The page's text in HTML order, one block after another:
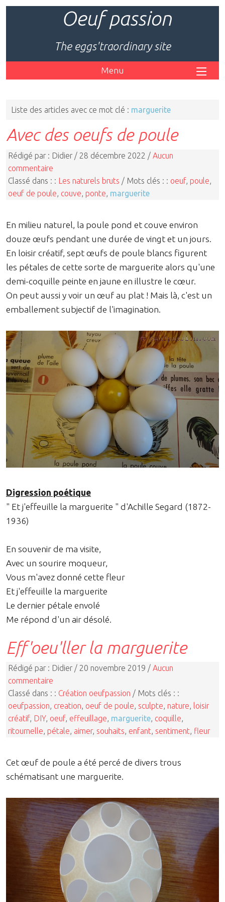
Oeuf passion
The eggs'traordinary site
Menu
Liste des articles avec ce mot clé : marguerite
Avec des oeufs de poule
Rédigé par : Didier / 28 décembre 2022 / Aucun
commentaire
Classé dans : : Les naturels bruts / Mots clés : : oeuf, poule
oeuf de poule couve ponte marguerite
En milieu naturel, la poule pond et couve environ
douze œufs pendant une durée de vingt et un jours.
En loisir créatif, sept œufs de poule blancs figurent
les pétales de cette sorte de marguerite alors qu'une
demi-coquille peinte en jaune en illustre le cœur.
On peut aussi y voir un œuf au plat ! Mais là, c'est un
emballement subjectif de l'imagination.
Digression poétique
" Et j'effeuille la marguerite " d'Achille Segard (1872-
1936)
En souvenir de ma visite,
Avec un sourire moqueur,
Vous m'avez donné cette fleur
Et j'effeuille la marguerite
Le dernier pétale envolé
Me répond d'un air désolé.
Eff'oeu'ller la marguerite
Rédigé par : Didier / 20 novembre 2019 / Aucun
commentaire
Classé dans : : Création oeufpassion / Mots clés : :
oeufpassion, creation, oeuf de poule, sculpte, nature, loisir
créatif, DIY, oeuf, effeuillage, marguerite, coquille,
ritournelle, pétale, aimer, souhaits, enfant, sentiment, fleur
Cet œuf de poule a été percé de divers trous
schématisant une marguerite.